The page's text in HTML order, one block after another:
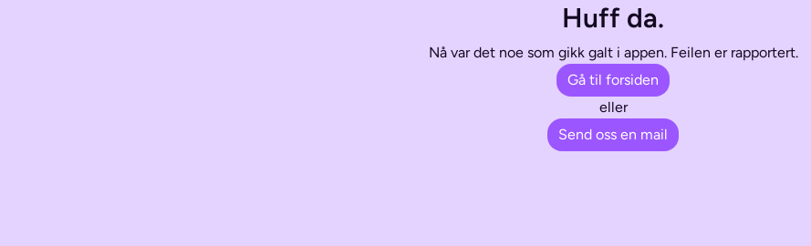
Huff da.
Nå var det noe som gikk galt i appen. Feilen er rapportert.
Gå til forsiden
eller
Send oss en mail